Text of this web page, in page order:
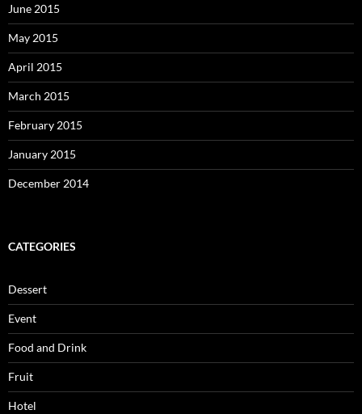
June 2015
May 2015
April 2015
March 2015
February 2015
January 2015
December 2014
CATEGORIES
Dessert
Event
Food and Drink
Fruit
Hotel